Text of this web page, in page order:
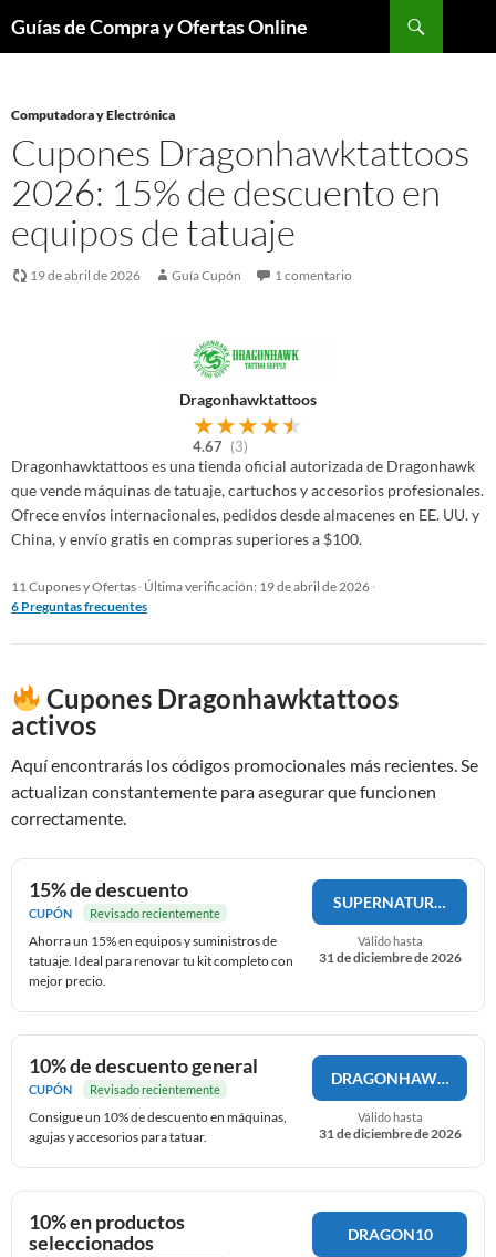
Guías de Compra y Ofertas Online
Computadora y Electrónica
Cupones Dragonhawktattoos
2026: 15% de descuento en
equipos de tatuaje
19 de abril de 2026 Guía Cupón 1 comentario
Dragonhawktattoos
★★★★★
4.67 (3)
Dragonhawktattoos es una tienda oficial autorizada de Dragonhawk
que vende máquinas de tatuaje, cartuchos y accesorios profesionales.
Ofrece envíos internacionales, pedidos desde almacenes en EE. UU. y
China, y envío gratis en compras superiores a $100.
11 Cupones y Ofertas · Última verificación: 19 de abril de 2026 ·
6 Preguntas frecuentes
Cupones Dragonhawktattoos
activos
Aquí encontrarás los códigos promocionales más recientes. Se
actualizan constantemente para asegurar que funcionen
correctamente.
15% de descuento
CUPÓN Revisado recientemente
Ahorra un 15% en equipos y suministros de
tatuaje. Ideal para renovar tu kit completo con
mejor precio.
SUPERNATURAL15
Válido hasta
31 de diciembre de 2026
10% de descuento general
CUPÓN Revisado recientemente
Consigue un 10% de descuento en máquinas,
agujas y accesorios para tatuar.
DRAGONHAWK10
Válido hasta
31 de diciembre de 2026
10% en productos
seleccionados
DRAGON10